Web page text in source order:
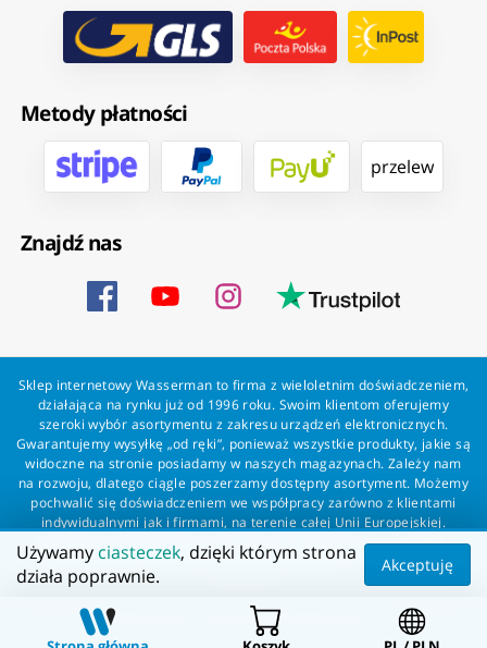
Metody płatności
przelew
Znajdź nas
Sklep internetowy Wasserman to firma z wieloletnim doświadczeniem,
działająca na rynku już od 1996 roku. Swoim klientom oferujemy
szeroki wybór asortymentu z zakresu urządzeń elektronicznych.
Gwarantujemy wysyłkę „od ręki”, ponieważ wszystkie produkty, jakie są
widoczne na stronie posiadamy w naszych magazynach. Zależy nam
na rozwoju, dlatego ciągle poszerzamy dostępny asortyment. Możemy
pochwalić się doświadczeniem we współpracy zarówno z klientami
indywidualnymi jak i firmami, na terenie całej Unii Europejskiej.
Zapewniamy profesjonalną obsługę każdego klienta oraz szybką i
bezproblemową realizację zamówień. Wasserman - wszystko dla
Wszelkie prawa zastrzeżone dla Wasserman.eu
Używamy ciasteczek, dzięki którym strona
działa poprawnie.
Akceptuję